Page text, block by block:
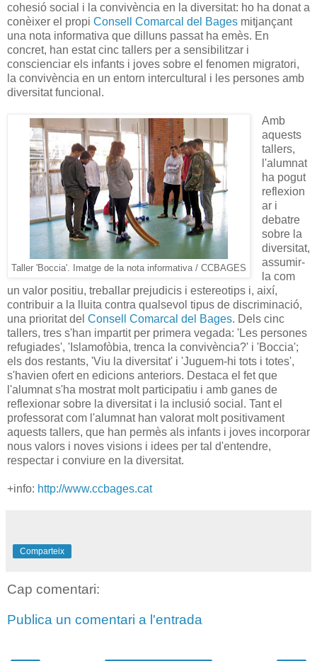
cohesió social i la convivència en la diversitat: ho ha donat a
conèixer el propi Consell Comarcal del Bages mitjançant
una nota informativa que dilluns passat ha emès. En
concret, han estat cinc tallers per a sensibilitzar i
conscienciar els infants i joves sobre el fenomen migratori,
la convivència en un entorn intercultural i les persones amb
diversitat funcional.
Taller 'Boccia'. Imatge de la nota informativa / CCBAGES
Amb
aquests
tallers,
l'alumnat
ha pogut
reflexion
ar i
debatre
sobre la
diversitat,
assumir-
la com
un valor positiu, treballar prejudicis i estereotips i, així,
contribuir a la lluita contra qualsevol tipus de discriminació,
una prioritat del Consell Comarcal del Bages. Dels cinc
tallers, tres s'han impartit per primera vegada: 'Les persones
refugiades', 'Islamofòbia, trenca la convivència?' i 'Boccia';
els dos restants, 'Viu la diversitat' i 'Juguem-hi tots i totes',
s'havien ofert en edicions anteriors. Destaca el fet que
l'alumnat s'ha mostrat molt participatiu i amb ganes de
reflexionar sobre la diversitat i la inclusió social. Tant el
professorat com l'alumnat han valorat molt positivament
aquests tallers, que han permès als infants i joves incorporar
nous valors i noves visions i idees per tal d'entendre,
respectar i conviure en la diversitat.
+info: http://www.ccbages.cat
Comparteix
Cap comentari:
Publica un comentari a l'entrada